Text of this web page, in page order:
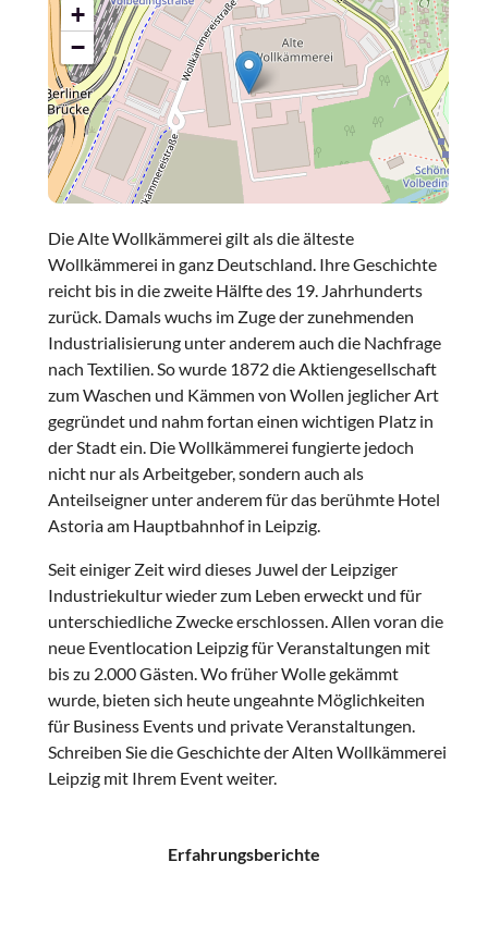
+
−
Die Alte Wollkämmerei gilt als die älteste
Wollkämmerei in ganz Deutschland. Ihre Geschichte
reicht bis in die zweite Hälfte des 19. Jahrhunderts
zurück. Damals wuchs im Zuge der zunehmenden
Industrialisierung unter anderem auch die Nachfrage
nach Textilien. So wurde 1872 die Aktiengesellschaft
zum Waschen und Kämmen von Wollen jeglicher Art
gegründet und nahm fortan einen wichtigen Platz in
der Stadt ein. Die Wollkämmerei fungierte jedoch
nicht nur als Arbeitgeber, sondern auch als
Anteilseigner unter anderem für das berühmte Hotel
Astoria am Hauptbahnhof in Leipzig.
Seit einiger Zeit wird dieses Juwel der Leipziger
Industriekultur wieder zum Leben erweckt und für
unterschiedliche Zwecke erschlossen. Allen voran die
neue Eventlocation Leipzig für Veranstaltungen mit
bis zu 2.000 Gästen. Wo früher Wolle gekämmt
wurde, bieten sich heute ungeahnte Möglichkeiten
für Business Events und private Veranstaltungen.
Schreiben Sie die Geschichte der Alten Wollkämmerei
Leipzig mit Ihrem Event weiter.
Erfahrungsberichte